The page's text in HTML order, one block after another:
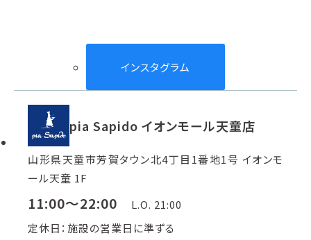
インスタグラム
pia Sapido イオンモール天童店
山形県天童市芳賀タウン北4丁目1番地1号 イオンモ
ール天童 1F
11:00～22:00
L.O. 21:00
定休日：施設の営業日に準ずる